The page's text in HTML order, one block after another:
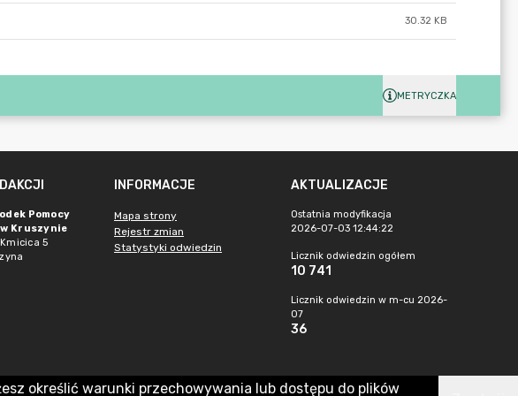
30.32 KB
METRYCZKA
Pomocy
w Kruszynie
5
INFORMACJE
Mapa strony
Rejestr zmian
Statystyki odwiedzin
AKTUALIZACJE
Ostatnia modyfikacja
2026-07-03 12:44:22
Licznik odwiedzin ogółem
10 741
Licznik odwiedzin w m-cu 2026-
07
36
określić warunki przechowywania lub dostępu do plików